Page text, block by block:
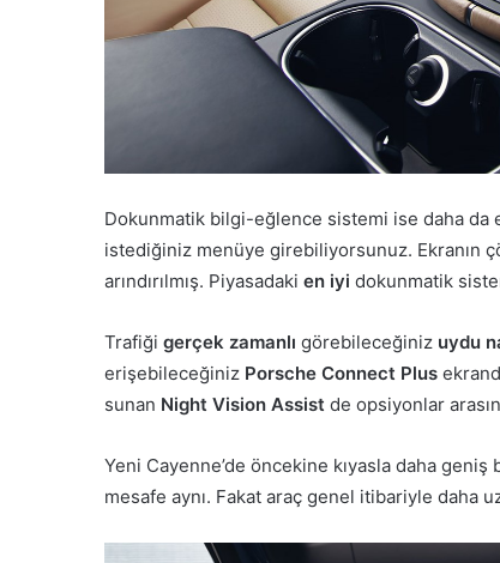
Dokunmatik bilgi-eğlence sistemi ise daha
istediğiniz menüye girebiliyorsunuz. Ekranın
arındırılmış. Piyasadaki en iyi dokunmatik
Trafiği gerçek zamanlı görebileceğiniz uydu
erişebileceğiniz Porsche Connect Plus
sunan Night Vision Assist de opsiyonlar
Yeni Cayenne’de öncekine kıyasla daha
mesafe aynı. Fakat araç genel itibariyle daha